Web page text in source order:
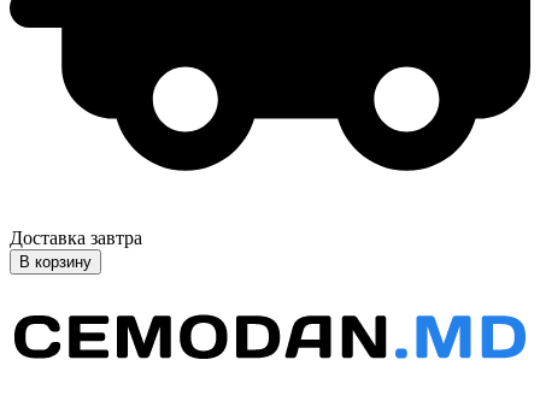
Доставка завтра
В корзину